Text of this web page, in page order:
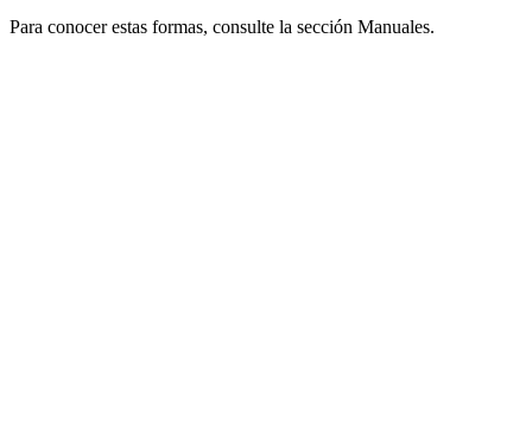
Para conocer estas formas, consulte la sección Manuales.